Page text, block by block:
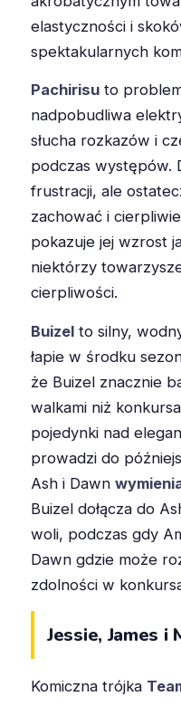
elastyczności i
spektakularnych
Pachirisu to
nadpobudliwa
słucha rozkazów i
podczas występów.
frustracji, ale
zachować i
pokazuje jej wzrost
niektórzy
cierpliwości.
Buizel to silny,
łapie w środku
że Buizel znacznie
walkami niż
pojedynki nad
prowadzi do
Ash i Dawn
Buizel dołącza do
woli, podczas gdy
Dawn gdzie może
zdolności w
Jessie, James
Komiczna trójka